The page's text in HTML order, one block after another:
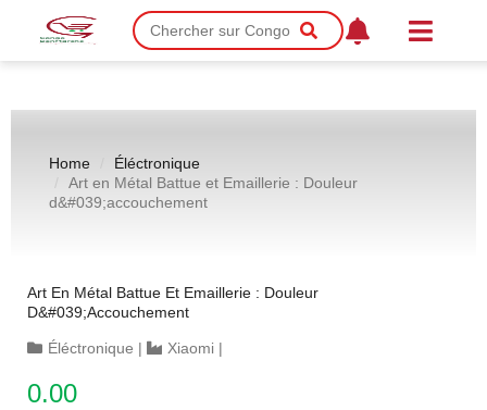
Home
Éléctronique
Art en Métal Battue et Emaillerie : Douleur
d&#039;accouchement
Art En Métal Battue Et Emaillerie : Douleur
D&#039;accouchement
Éléctronique | Xiaomi |
0.00